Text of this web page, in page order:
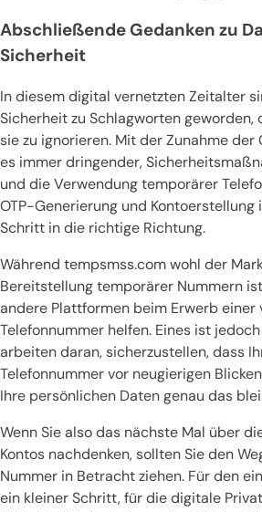
Abschließende Gedanken zu
Sicherheit
In diesem digital vernetzten Zeitalter
Sicherheit zu Schlagworten geworden,
sie zu ignorieren. Mit der Zunahme
es immer dringender,
und die Verwendung temporärer
OTP-Generierung und
Schritt in die richtige Richtung.
Während tempsmss.com wohl der
Bereitstellung temporärer Nummern
andere Plattformen beim Erwerb einer
Telefonnummer helfen. Eines ist
arbeiten daran, sicherzustellen, dass
Telefonnummer vor neugierigen
Ihre persönlichen Daten genau das
Wenn Sie also das nächste Mal über
Kontos nachdenken, sollten Sie den
Nummer in Betracht ziehen. Für den
ein kleiner Schritt, für die digitale